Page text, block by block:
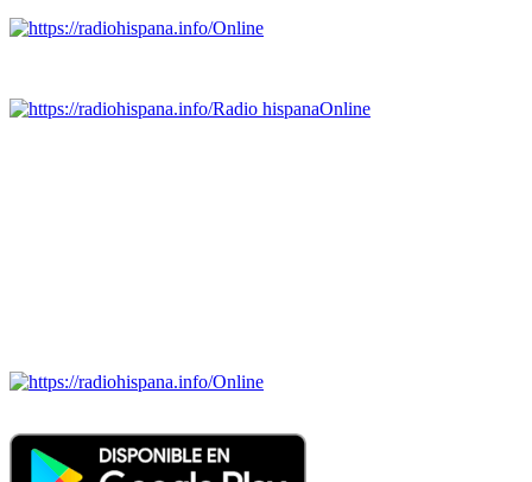
Online
Radio hispanaOnline
Online